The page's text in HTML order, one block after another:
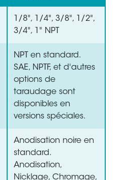
1/8", 1/4", 3/8", 1/2",
3/4", 1" NPT
NPT en standard.
SAE, NPTF, et d'autres
options de
taraudage sont
disponibles en
versions spéciales.
Anodisation noire en
standard.
Anodisation,
Nicklage, Chromage,